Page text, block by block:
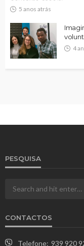
5 anos atrás
4
PESQUISA
CONTACTOS
Telefone: 939 920